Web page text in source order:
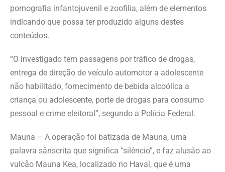
pornografia infantojuvenil e zoofilia, além de elementos
indicando que possa ter produzido alguns destes
conteúdos.
“O investigado tem passagens por tráfico de drogas,
entrega de direção de veículo automotor a adolescente
não habilitado, fornecimento de bebida alcoólica a
criança ou adolescente, porte de drogas para consumo
pessoal e crime eleitoral”, segundo a Polícia Federal.
Mauna – A operação foi batizada de Mauna, uma
palavra sânscrita que significa “silêncio”, e faz alusão ao
vulcão Mauna Kea, localizado no Havaí, que é uma